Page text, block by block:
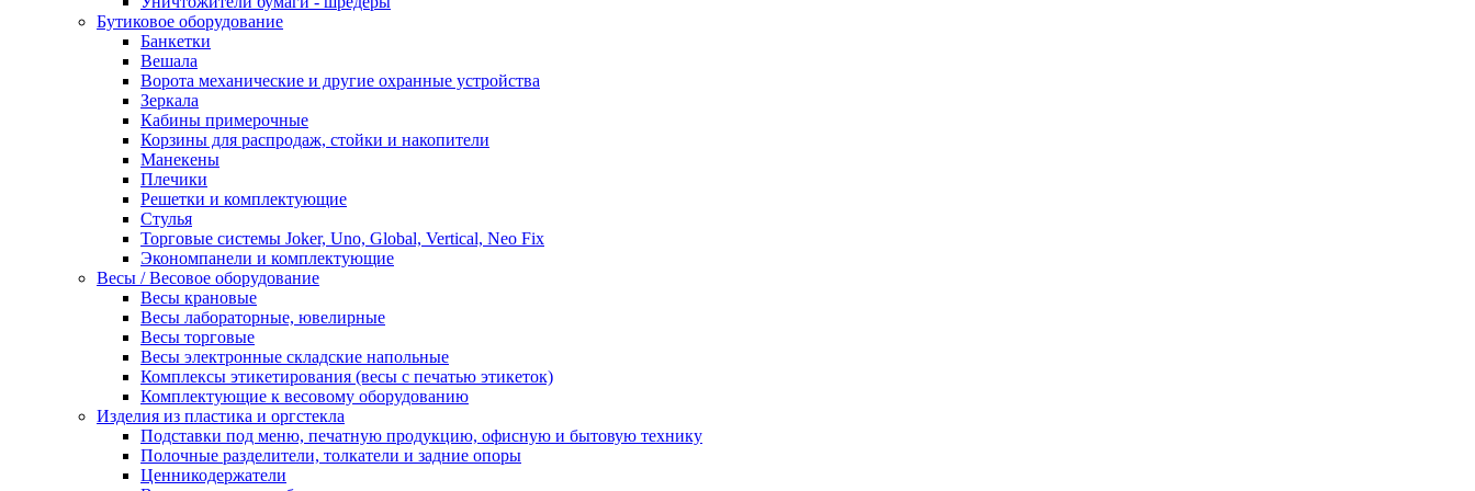
Бутиковое оборудование
Банкетки
Вешала
Ворота механические и другие охранные устройства
Зеркала
Кабины примерочные
Корзины для распродаж, стойки и накопители
Манекены
Плечики
Решетки и комплектующие
Стулья
Торговые системы Joker, Uno, Global, Vertical, Neo Fix
Экономпанели и комплектующие
Весы / Весовое оборудование
Весы крановые
Весы лабораторные, ювелирные
Весы торговые
Весы электронные складские напольные
Комплексы этикетирования (весы с печатью этикеток)
Комплектующие к весовому оборудованию
Изделия из пластика и оргстекла
Подставки под меню, печатную продукцию, офисную и бытовую технику
Полочные разделители, толкатели и задние опоры
Ценникодержатели